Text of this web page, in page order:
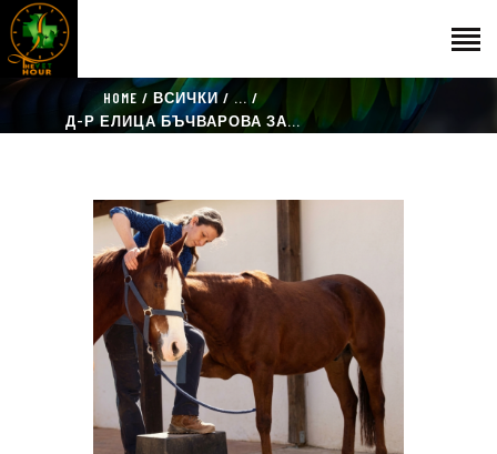
HOME ВСИЧКИ
...
Д-Р ЕЛИЦА БЪЧВАРОВА ЗА...
НАЧАЛО
КАТАЛОГ
THE VET HOUR
БЛОГ
КОНТАКТ